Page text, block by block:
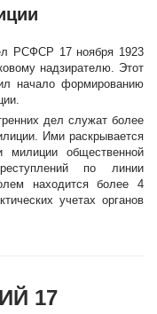
РСФСР 17 ноября 1923
надзирателю. Этот
начало формированию
дел служат более
Ими раскрывается
милиции общественной
по линии
находится более 4
учетах органов
17